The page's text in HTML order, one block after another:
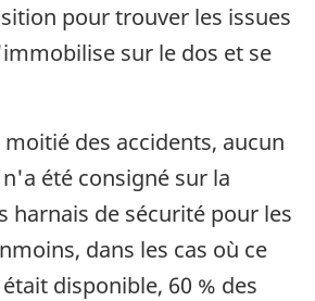
pour trouver les issues
sur le dos et se
moitié des accidents, aucun
été consigné sur la
harnais de sécurité pour les
dans les cas où ce
disponible, 60 % des